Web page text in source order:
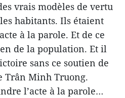
vrais modèles de vertu
habitants. Ils étaient
à la parole. Et de ce
de la population. Et il
sans ce soutien de
Trân Minh Truong.
l’acte à la parole…